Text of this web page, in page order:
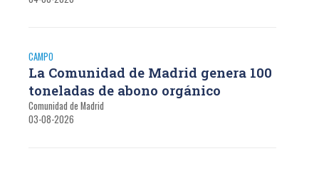
CAMPO
La Comunidad de Madrid genera 100
toneladas de abono orgánico
Comunidad de Madrid
03-08-2026